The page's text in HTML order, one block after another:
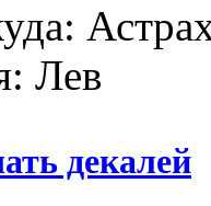
Лев
декалей